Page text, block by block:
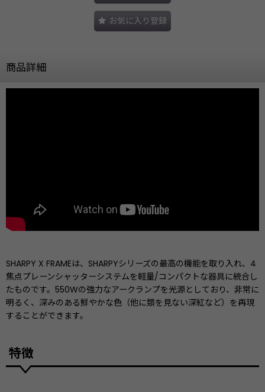
お気に入り登録
商品詳細
SHARPY X FRAMEは、SHARPYシリーズの最高の機能を取り入れ、4
焦点プレーンシャッターシステムを軽量/コンパクトな器具に統合し
たものです。550Wの強力なアークランプを光源としており、非常に
明るく、深みのある鮮やかな色（他に類を見ない深紅など）を再現
することができます。
特徴